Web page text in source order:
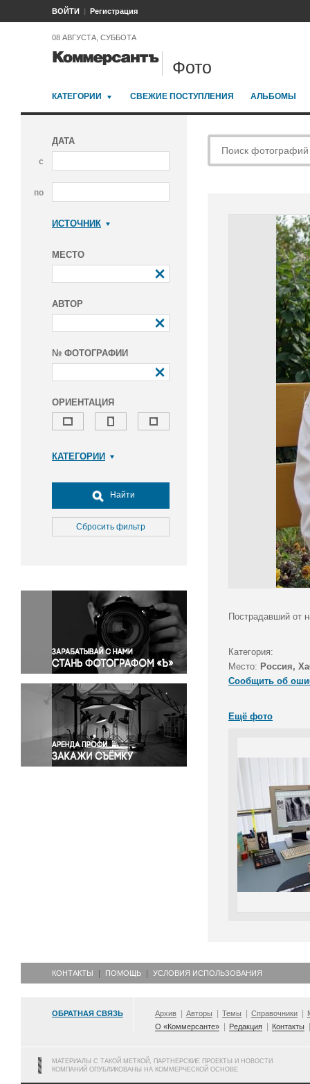
ВОЙТИ Регистрация
08 АВГУСТА, СУББОТА
Фото
КАТЕГОРИИ СВЕЖИЕ ПОСТУПЛЕНИЯ АЛЬБОМЫ
ДАТА
с
по
ИСТОЧНИК
МЕСТО
АВТОР
№ ФОТОГРАФИИ
ОРИЕНТАЦИЯ
КАТЕГОРИИ
Досуг, туризм и отдых
Культура
Медицина
Окружающая среда
Политика
Правосудие
Происшествия и конфликты
Религия
Светская жизнь
Спорт
Экология
Экономика и бизнес
Найти
Сбросить фильтр
Пострадавший от
Категория:
Место: Россия,
Сообщить об
Ещё фото
КОНТАКТЫ ПОМОЩЬ УСЛОВИЯ ИСПОЛЬЗОВАНИЯ
ОБРАТНАЯ СВЯЗЬ Архив Авторы Темы Справочники
О «Коммерсанте»
Редакция Контакты
МАТЕРИАЛЫ С ТАКОЙ МЕТКОЙ, ПАРТНЕРСКИЕ ПРОЕКТЫ И НОВОСТИ
КОМПАНИЙ ОПУБЛИКОВАНЫ НА КОММЕРЧЕСКОЙ ОСНОВЕ